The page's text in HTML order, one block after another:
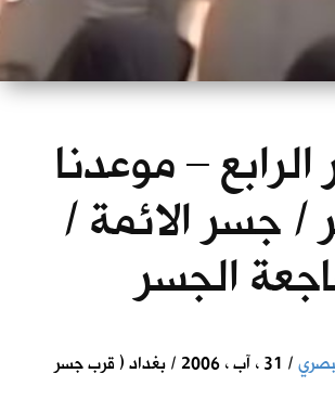
الرابع – موعدنا
/ جسر الائمة /
الجسر
/ 31 ، آب ، 2006 / بغداد ( قرب جسر